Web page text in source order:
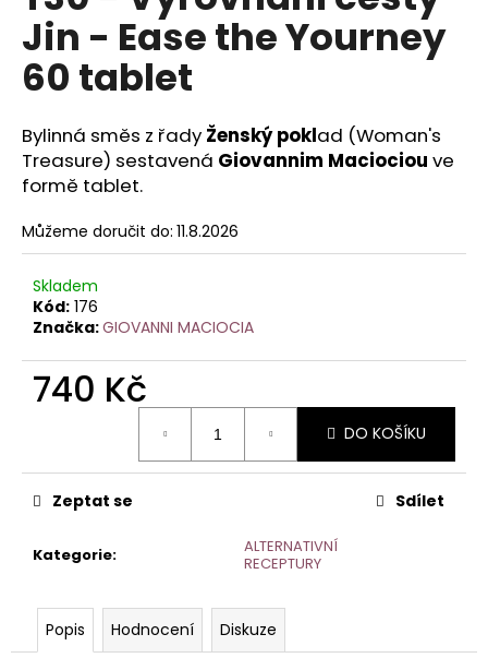
0,0
z
5
hvězdiček.
Jin - Ease the Yourney
60 tablet
Bylinná směs z řady Ženský poklad (Woman's
Treasure) sestavená Giovannim Maciociou ve
formě tablet.
Můžeme doručit do: 11.8.2026
Skladem
Kód: 176
Značka:GIOVANNI MACIOCIA
740 Kč
DO KOŠÍKU
Kategorie:
ALTERNATIVNÍ
RECEPTURY
Zeptat se Sdílet
Popis Hodnocení Diskuze
a
j
í
?
HLEDAT
o
u
č
u
e